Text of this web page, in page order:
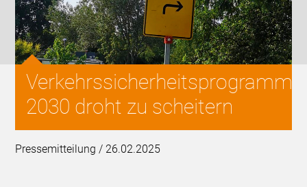
Verkehrssicherheitsprogramm
2030 droht zu scheitern
Pressemitteilung / 26.02.2025